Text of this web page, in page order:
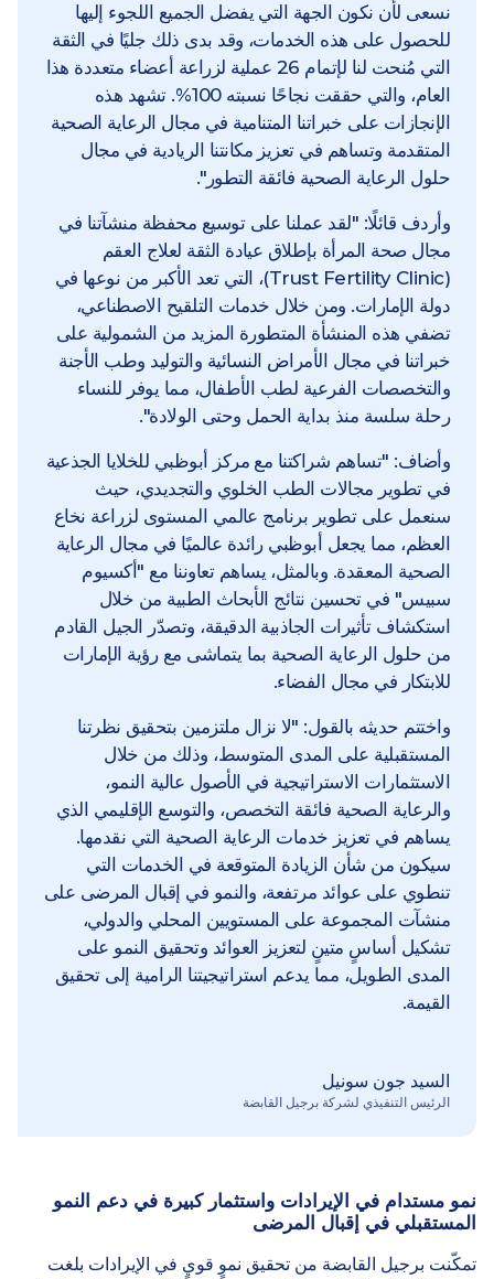
نسعى لأن نكون الجهة التي يفضل الجميع اللجوء إليها
للحصول على هذه الخدمات، وقد بدى ذلك جليًا في الثقة
التي مُنحت لنا لإتمام 26 عملية لزراعة أعضاء متعددة هذا
العام، والتي حققت نجاحًا نسبته 100%. تشهد هذه
الإنجازات على خبراتنا المتنامية في مجال الرعاية الصحية
المتقدمة وتساهم في تعزيز مكانتنا الريادية في مجال
حلول الرعاية الصحية فائقة التطور".
وأردف قائلًا: "لقد عملنا على توسيع محفظة منشآتنا في
مجال صحة المرأة بإطلاق عيادة الثقة لعلاج العقم
(Trust Fertility Clinic)، التي تعد الأكبر من نوعها في
دولة الإمارات. ومن خلال خدمات التلقيح الاصطناعي،
تضفي هذه المنشأة المتطورة المزيد من الشمولية على
خبراتنا في مجال الأمراض النسائية والتوليد وطب الأجنة
والتخصصات الفرعية لطب الأطفال، مما يوفر للنساء
رحلة سلسة منذ بداية الحمل وحتى الولادة".
وأضاف: "تساهم شراكتنا مع مركز أبوظبي للخلايا الجذعية
في تطوير مجالات الطب الخلوي والتجديدي، حيث
سنعمل على تطوير برنامج عالمي المستوى لزراعة نخاع
العظم، مما يجعل أبوظبي رائدة عالميًا في مجال الرعاية
الصحية المعقدة. وبالمثل، يساهم تعاوننا مع "أكسيوم
سبيس" في تحسين نتائج الأبحاث الطبية من خلال
استكشاف تأثيرات الجاذبية الدقيقة، وتصدّر الجيل القادم
من حلول الرعاية الصحية بما يتماشى مع رؤية الإمارات
للابتكار في مجال الفضاء.
واختتم حديثه بالقول: "لا نزال ملتزمين بتحقيق نظرتنا
المستقبلية على المدى المتوسط، وذلك من خلال
الاستثمارات الاستراتيجية في الأصول عالية النمو،
والرعاية الصحية فائقة التخصص، والتوسع الإقليمي الذي
يساهم في تعزيز خدمات الرعاية الصحية التي نقدمها.
سيكون من شأن الزيادة المتوقعة في الخدمات التي
تنطوي على عوائد مرتفعة، والنمو في إقبال المرضى على
منشآت المجموعة على المستويين المحلي والدولي،
تشكيل أساسٍ متينٍ لتعزيز العوائد وتحقيق النمو على
المدى الطويل، مما يدعم استراتيجيتنا الرامية إلى تحقيق
القيمة.
السيد جون سونيل
الرئيس التنفيذي لشركة برجيل القابضة
نمو مستدام في الإيرادات واستثمار كبيرة في دعم النمو
المستقبلي في إقبال المرضى
تمكّنت برجيل القابضة من تحقيق نموٍ قويٍ في الإيرادات بلغت